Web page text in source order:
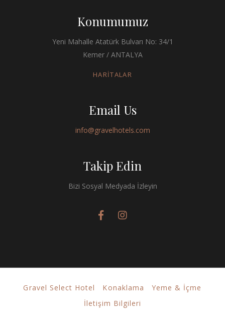
Konumumuz
Yeni Mahalle Atatürk Bulvarı No: 34/1
Kemer / ANTALYA
HARİTALAR
Email Us
info@gravelhotels.com
Takip Edin
Bizi Sosyal Medyada İzleyin
Gravel Select Hotel Konaklama
Yeme & İçme
İletişim Bilgileri